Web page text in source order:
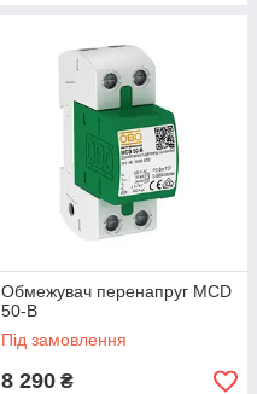
Обмежувач перенапруг MCD
50-B
Під замовлення
8 290 ₴